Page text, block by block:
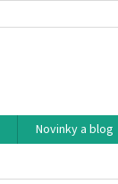
Novinky a blog